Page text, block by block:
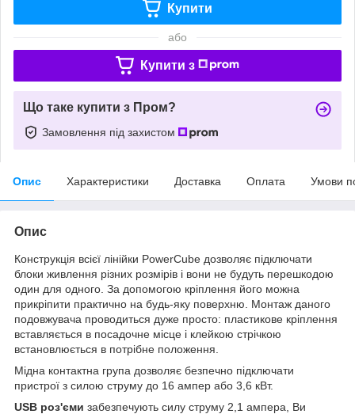
Купити
або
Купити з
Що таке купити з Пром?
Замовлення під захистом
Опис Характеристики Доставка Оплата Умови
Опис
Конструкція всієї лінійки PowerCube дозволяє підключати
блоки живлення різних розмірів і вони не будуть перешкодою
один для одного. За допомогою кріплення його можна
прикріпити практично на будь-яку поверхню. Монтаж даного
подовжувача проводиться дуже просто: пластикове кріплення
вставляється в посадочне місце і клейкою стрічкою
встановлюється в потрібне положення.
Мідна контактна група дозволяє безпечно підключати
пристрої з силою струму до 16 ампер або 3,6 кВт.
USB роз'єми забезпечують силу струму 2,1 ампера, Ви